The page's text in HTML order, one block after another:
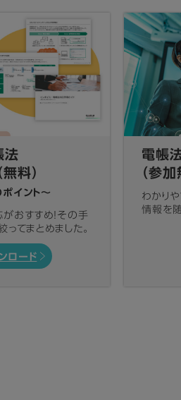
法
料）
イント～
おすすめ！その手
ってまとめました。
ロード
電帳
（参加
わかり
情報を